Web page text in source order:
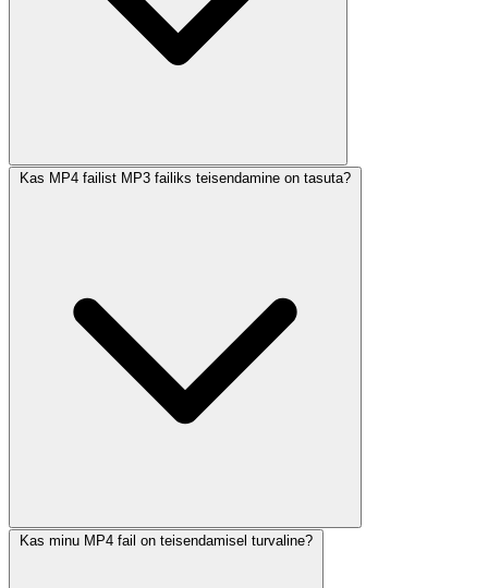
Kas MP4 failist MP3 failiks teisendamine on tasuta?
Kas minu MP4 fail on teisendamisel turvaline?